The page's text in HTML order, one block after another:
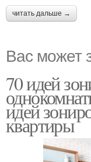
читать дальше →
Вас может
70 идей
идей
квартиры